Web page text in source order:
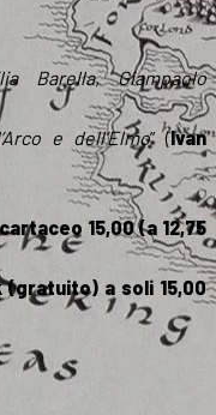
Barella, Giampaolo
e dell’Elmo” (Ivan
15,00 (a 12,75
(gratuito) a soli 15,00